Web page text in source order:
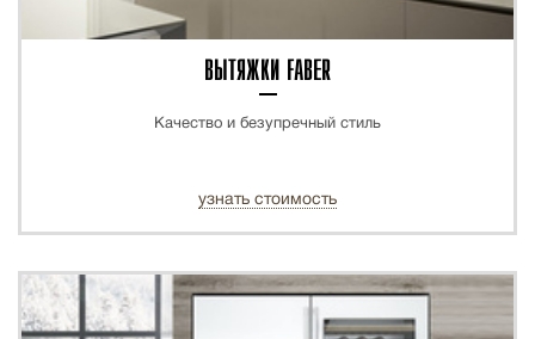
ВЫТЯЖКИ FABER
Качество и безупречный стиль
узнать стоимость